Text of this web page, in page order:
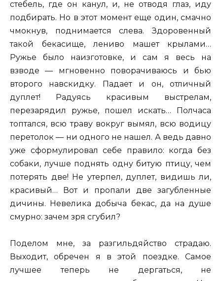
стебель, где он канул, и, не отводя глаз, иду
подбирать. Но в этот момент еще один, смачно
чмокнув, поднимается слева. Здоровенный
такой бекасище, лениво машет крылами…
Ружье было наизготовке, и сам я весь на
взводе — мгновенно поворачиваюсь и бью
второго навскидку. Падает и он, отличный
дуплет! Радуясь красивым выстрелам,
перезарядил ружье, пошел искать… Полчаса
топтался, всю траву вокруг вымял, всю водицу
перетолок — ни одного не нашел. А ведь давно
уже сформулировал себе правило: когда без
собаки, лучше поднять одну битую птицу, чем
потерять две! Не утерпел, дуплет, видишь ли,
красивый… Вот и пропали две загубленные
дичины. Невелика добыча бекас, да на душе
смурно: зачем зря сгубил?
Поделом мне, за разгильдяйство страдаю.
Выходит, обречен я в этой поездке. Самое
лучшее теперь не дергаться, не